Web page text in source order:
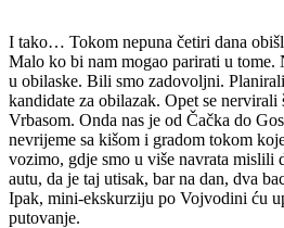
I tako… Tokom nepuna četiri dana
Malo ko bi nam mogao parirati u tome.
u obilaske. Bili smo zadovoljni.
kandidate za obilazak. Opet se nervirali
Vrbasom. Onda nas je od Čačka do
nevrijeme sa kišom i gradom tokom
vozimo, gdje smo u više navrata mislili
autu, da je taj utisak, bar na dan, dva
Ipak, mini-ekskurziju po Vojvodini ću
putovanje.